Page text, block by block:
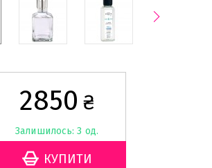
2850 ₴
Залишилось: 3 од.